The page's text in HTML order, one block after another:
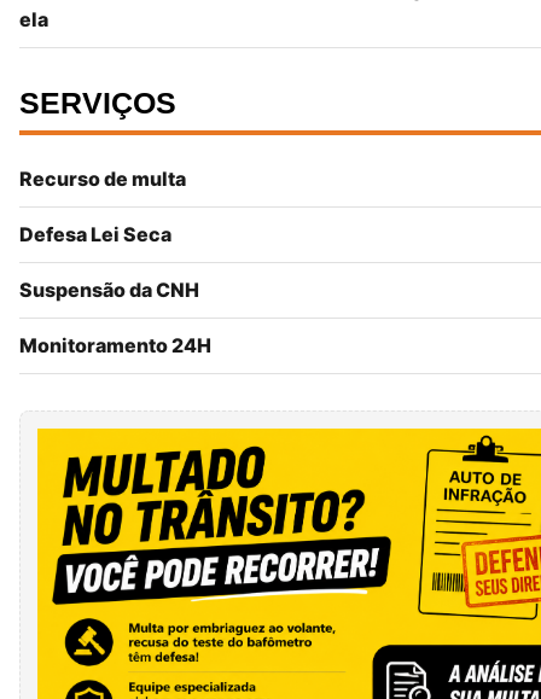
ela
SERVIÇOS
Recurso de multa
Defesa Lei Seca
Suspensão da CNH
Monitoramento 24H